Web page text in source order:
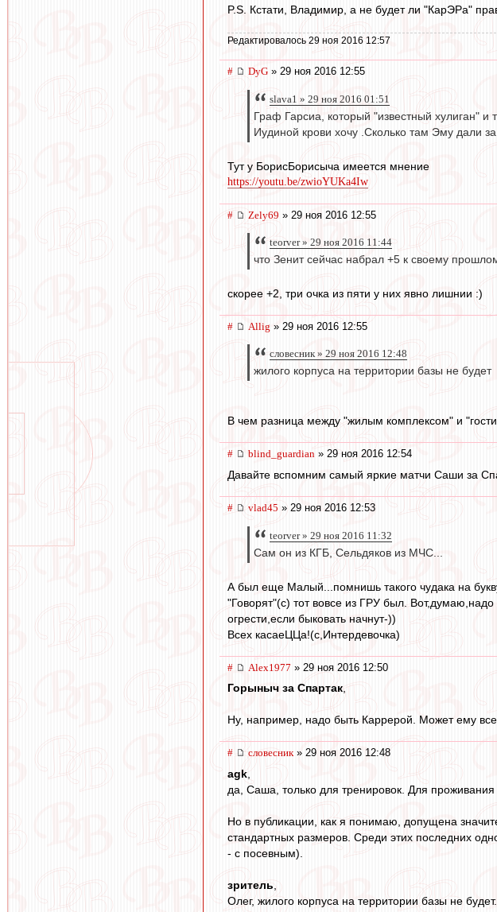
P.S. Кстати, Владимир, а не будет ли "КарЭРа"
Редактировалось 29 ноя 2016 12:57
# DyG » 29 ноя 2016 12:55
slava1 » 29 ноя 2016 01:51
Граф Гарсиа, который "известный хулиган"
Иудиной крови хочу .Сколько там Эму дали
Тут у БорисБорисыча имеется мнение
https://youtu.be/zwioYUKa4Iw
# Zely69 » 29 ноя 2016 12:55
teorver » 29 ноя 2016 11:44
что Зенит сейчас набрал +5 к своему
скорее +2, три очка из пяти у них явно лишнии :)
# Allig » 29 ноя 2016 12:55
словесник » 29 ноя 2016 12:48
жилого корпуса на территории базы не будет
В чем разница между "жилым комплексом" и
# blind_guardian » 29 ноя 2016 12:54
Давайте вспомним самый яркие матчи Саши за
# vlad45 » 29 ноя 2016 12:53
teorver » 29 ноя 2016 11:32
Сам он из КГБ, Сельдяков из МЧС...
А был еще Малый...помнишь такого чудака на
"Говорят"(с) тот вовсе из ГРУ был.
огрести,если быковать начнут-))
Всех касаеЦЦа!(с,Интердевочка)
# Alex1977 » 29 ноя 2016 12:50
Горыныч за Спартак
Ну, например, надо быть Каррерой. Может ему
# словесник» 29 ноя 2016 12:48
agk
да, Саша, только для тренировок. Для проживания
Но в публикации, как я понимаю, допущена
стандартных размеров. Среди этих последних
- с посевным).
зритель
Олег, жилого корпуса на территории базы не будет.